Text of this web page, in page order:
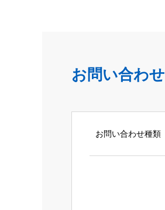
お問い合わせ
お問い合わせ種類